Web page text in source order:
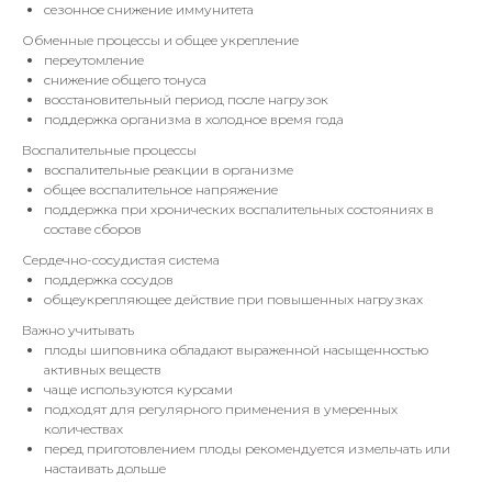
сезонное снижение иммунитета
Обменные процессы и общее укрепление
переутомление
снижение общего тонуса
восстановительный период после нагрузок
поддержка организма в холодное время года
Воспалительные процессы
воспалительные реакции в организме
общее воспалительное напряжение
поддержка при хронических воспалительных состояниях в
составе сборов
Сердечно-сосудистая система
поддержка сосудов
общеукрепляющее действие при повышенных нагрузках
Важно учитывать
плоды шиповника обладают выраженной насыщенностью
активных веществ
чаще используются курсами
подходят для регулярного применения в умеренных
количествах
перед приготовлением плоды рекомендуется измельчать или
настаивать дольше